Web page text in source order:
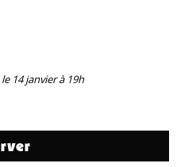
14 janvier à 19h